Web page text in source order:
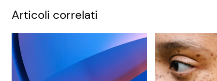
Articoli correlati